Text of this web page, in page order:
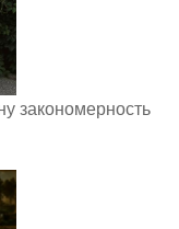
закономерность